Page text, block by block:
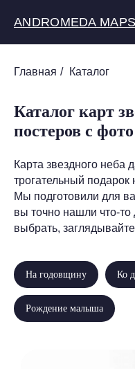
ANDROMEDA MAPS
Главная / Каталог
Каталог карт
постеров с фото
Карта звездного неба
трогательный
Мы подготовили для
вы точно нашли что-то
выбрать, заглядывайте
На годовщину Ко
Рождение малыша